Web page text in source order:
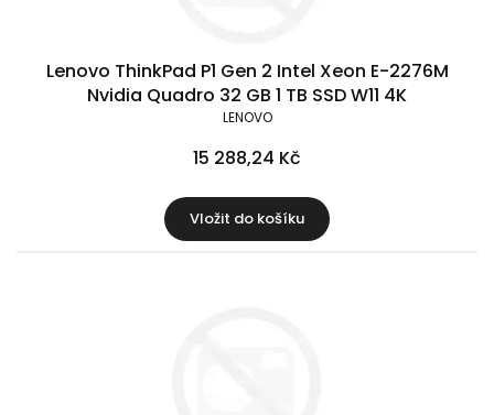
Lenovo ThinkPad P1 Gen 2 Intel Xeon E-2276M
Nvidia Quadro 32 GB 1 TB SSD W11 4K
LENOVO
15 288,24 Kč
Vložit do košíku